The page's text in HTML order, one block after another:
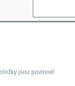
jsou povinné!